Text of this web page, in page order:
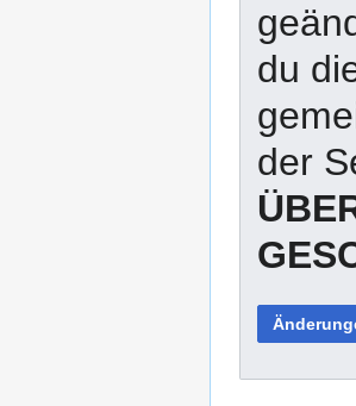
du
der